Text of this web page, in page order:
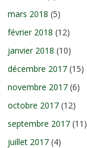
mars 2018 (5)
février 2018 (12)
janvier 2018 (10)
décembre 2017 (15)
novembre 2017 (6)
octobre 2017 (12)
septembre 2017 (11)
juillet 2017 (4)